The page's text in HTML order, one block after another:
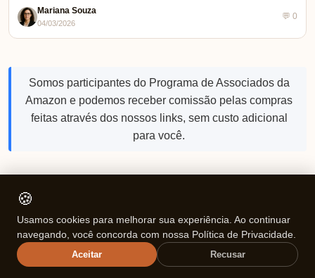
Mariana Souza
04/03/2026
💬 0
Somos participantes do Programa de Associados da
Amazon e podemos receber comissão pelas compras
feitas através dos nossos links, sem custo adicional
para você.
Receba os melhores artigos
Toda semana, uma seleção cuidadosa direto no seu e-mail.
Configure a newsletter em Aparência → Personalizar →
Newsletter.
🍪
Usamos cookies para melhorar sua experiência. Ao continuar
navegando, você concorda com nossa Política de Privacidade.
Aceitar Recusar